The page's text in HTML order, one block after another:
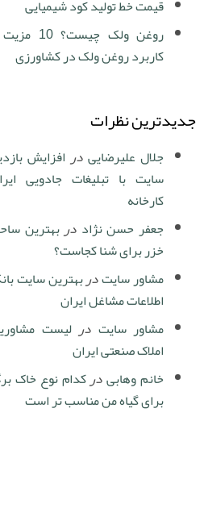
قیمت خط تولید کود شیمیایی
روغن ولک چیست؟
کاربرد روغن ولک در کشاورزی
جدیدترین نظرات
جلال علیرضاییدرافزایش
سایت با تبلیغات جادویی
کارخانه
جعفر حسن نژاد دربهترین
خزر برای شنا کجاست؟
مشاور سایتدربهترین سایت
اطلاعات مشاغل ایران
مشاور سایت درلیست
املاک صنعتی ایران
خانم وهابیدرکدام نوع خاک
برای گیاه من مناسب تر است